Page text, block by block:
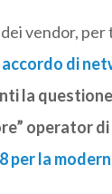
vendor,
di
la
operator
per la